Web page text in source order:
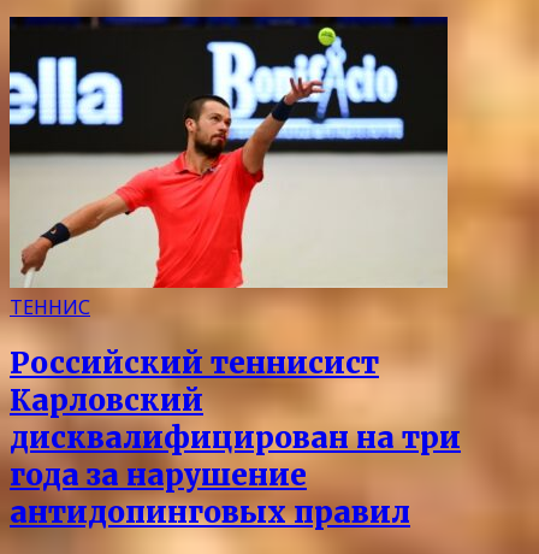
ТЕННИС
Российский теннисист
Карловский
дисквалифицирован на три
года за нарушение
антидопинговых правил